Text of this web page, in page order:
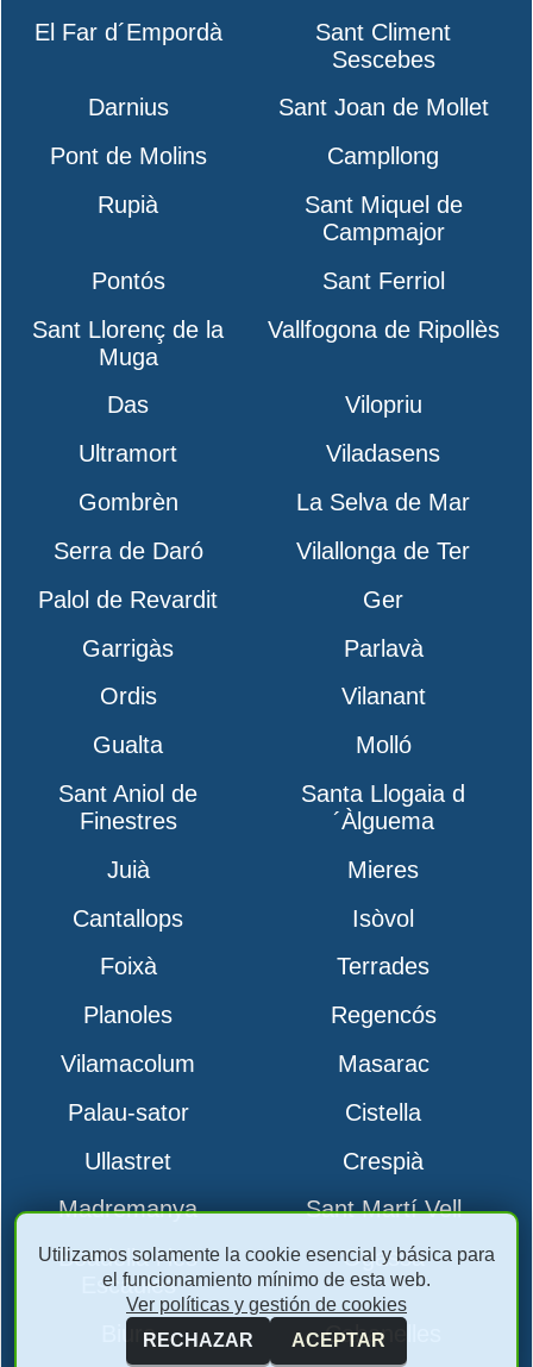
El Far d´Empordà
Sant Climent
Sescebes
Darnius
Sant Joan de Mollet
Pont de Molins
Campllong
Rupià
Sant Miquel de
Campmajor
Pontós
Sant Ferriol
Sant Llorenç de la
Muga
Vallfogona de Ripollès
Das
Vilopriu
Ultramort
Viladasens
Gombrèn
La Selva de Mar
Serra de Daró
Vilallonga de Ter
Palol de Revardit
Ger
Garrigàs
Parlavà
Ordis
Vilanant
Gualta
Molló
Sant Aniol de
Finestres
Santa Llogaia d
´Àlguema
Juià
Mieres
Cantallops
Isòvol
Foixà
Terrades
Planoles
Regencós
Vilamacolum
Masarac
Palau-sator
Cistella
Ullastret
Crespià
Madremanya
Sant Martí Vell
Boadella i les
Escaules
Ogassa
Biure Cabanelles
Utilizamos solamente la cookie esencial y básica para
el funcionamiento mínimo de esta web.
Ver políticas y gestión de cookies
RECHAZAR
ACEPTAR